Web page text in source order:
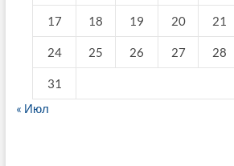
17 18 19 20 21
24 25 26 27 28
31
« Июл